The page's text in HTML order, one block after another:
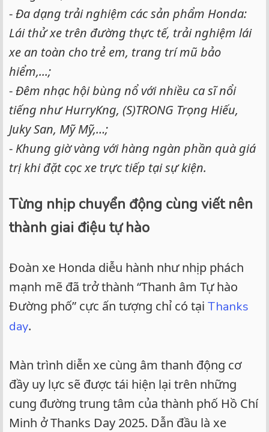
-Đa dạng trải nghiệm các sản phẩm Honda:
Lái thử xe trên đường thực tế, trải nghiệm lái
xe an toàn cho trẻ em, trang trí mũ bảo
hiểm,...;
-Đêm nhạc hội bùng nổ với nhiều ca sĩ nổi
tiếng như HurryKng, (S)TRONG Trọng Hiếu,
Juky San, Mỹ Mỹ,…;
- Khung giờ vàng với hàng ngàn phần quà giá
trị khi đặt cọc xe trực tiếp tại sự kiện.
Từng nhịp chuyển động cùng viết nên
thành giai điệu tự hào
Đoàn xe Honda diễu hành như nhịp phách
mạnh mẽ đã trở thành “Thanh âm Tự hào
Đường phố” cực ấn tượng chỉ có tại Thanks
day.
Màn trình diễn xe cùng âm thanh động cơ
đầy uy lực sẽ được tái hiện lại trên những
cung đường trung tâm của thành phố Hồ Chí
Minh ở Thanks Day 2025. Dẫn đầu là xe